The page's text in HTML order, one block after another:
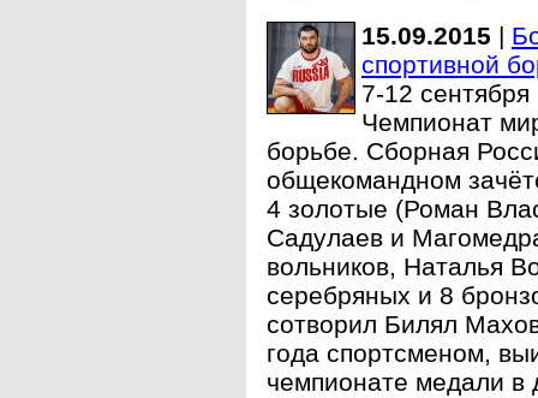
15.09.2015 |
спортивной
7-12
Чемпионат
борьбе. Сборная
общекомандном
4 золотые (Роман
Садулаев и
вольников, Наталья
серебряных и 8
сотворил Билял
года спортсменом,
чемпионате медали в